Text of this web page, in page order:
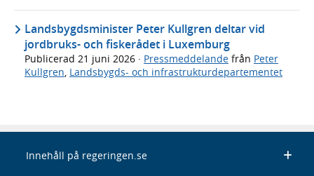
Landsbygdsminister Peter Kullgren deltar vid
jordbruks- och fiskerådet i Luxemburg
Publicerad 21 juni 2026 · Pressmeddelande från Peter
Kullgren, Landsbygds- och infrastrukturdepartementet
Innehåll på regeringen.se